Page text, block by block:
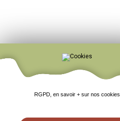
RGPD, en savoir + sur nos cookies